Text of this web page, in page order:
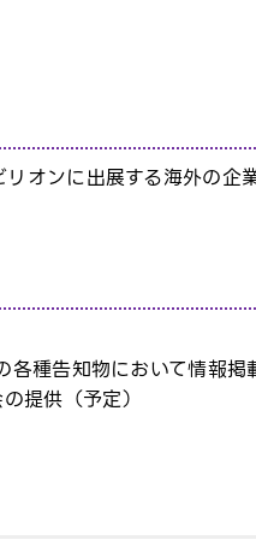
オンに出展する海外の企
各種告知物において情報掲
提供（予定）